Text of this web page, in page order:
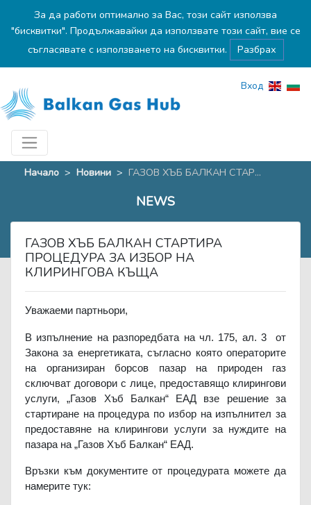
За да работи оптимално за Вас, този сайт използва
"бисквитки". Продължавайки да използвате този сайт, вие се
съгласявате с използването на бисквитки.
Разбрах
Вход
Начало > Новини > ГАЗОВ ХЪБ БАЛКАН СТАР...
NEWS
ГАЗОВ ХЪБ БАЛКАН СТАРТИРА
ПРОЦЕДУРА ЗА ИЗБОР НА
КЛИРИНГОВА КЪЩА
Уважаеми партньори,
В изпълнение на разпоредбата на чл. 175, ал. 3
от
Закона за енергетиката, съгласно която операторите
на организиран борсов пазар на природен газ
сключват договори с лице, предоставящо клирингови
услуги, „Газов Хъб Балкан“ ЕАД взе решение за
стартиране на процедура по избор на изпълнител за
предоставяне на клирингови услуги за нуждите на
пазара на „Газов Хъб Балкан“ ЕАД.
Връзки към документите от процедурата можете да
намерите тук: